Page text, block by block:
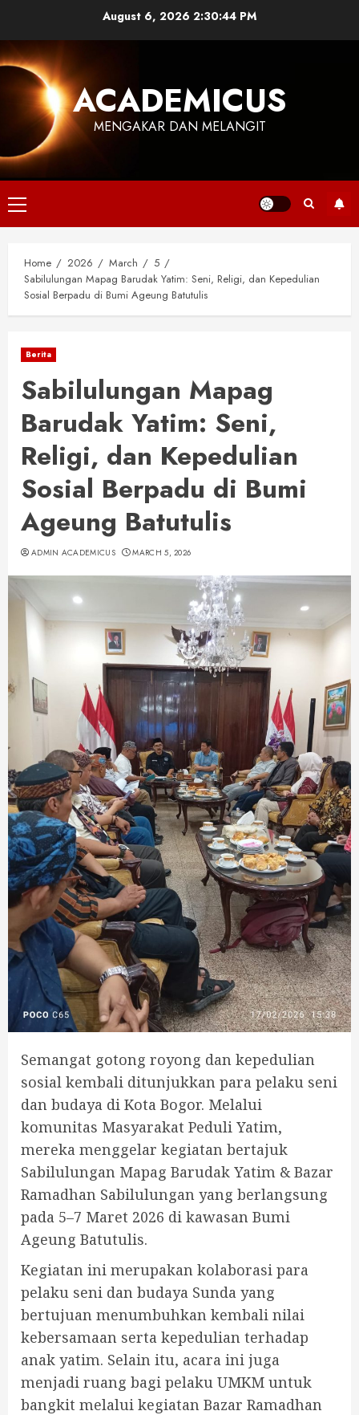
content
August 6, 2026 2:30:45 PM
ACADEMICUS
MENGAKAR DAN MELANGIT
Primary
Menu
Home 2026 March
5
Sabilulungan Mapag Barudak Yatim: Seni, Religi, dan Kepedulian
Sosial Berpadu di Bumi Ageung Batutulis
Berita
Sabilulungan Mapag
Barudak Yatim: Seni,
Religi, dan Kepedulian
Sosial Berpadu di Bumi
Ageung Batutulis
ADMIN ACADEMICUS MARCH 5, 2026
Semangat gotong royong dan kepedulian
sosial kembali ditunjukkan para pelaku seni
dan budaya di Kota Bogor. Melalui
komunitas Masyarakat Peduli Yatim,
mereka menggelar kegiatan bertajuk
Sabilulungan Mapag Barudak Yatim & Bazar
Ramadhan Sabilulungan yang berlangsung
pada 5–7 Maret 2026 di kawasan Bumi
Ageung Batutulis.
Kegiatan ini merupakan kolaborasi para
pelaku seni dan budaya Sunda yang
bertujuan menumbuhkan kembali nilai
kebersamaan serta kepedulian terhadap
anak yatim. Selain itu, acara ini juga
menjadi ruang bagi pelaku UMKM untuk
bangkit melalui kegiatan Bazar Ramadhan